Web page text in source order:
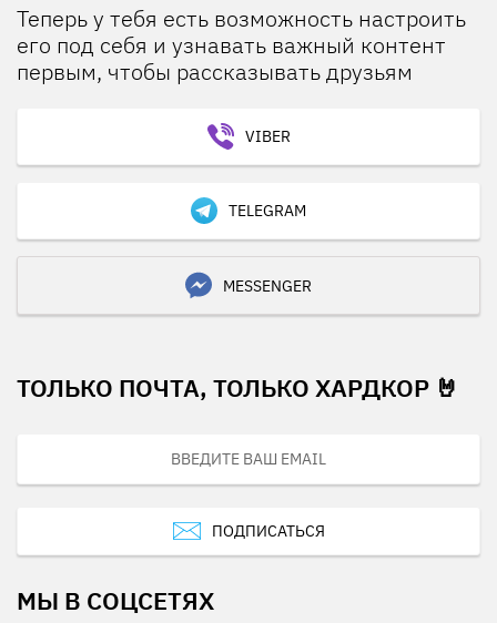
Теперь у тебя есть возможность настроить
его под себя и узнавать важный контент
первым, чтобы рассказывать друзьям
VIBER
TELEGRAM
MESSENGER
ТОЛЬКО ПОЧТА, ТОЛЬКО ХАРДКОР 🤘
ПОДПИСАТЬСЯ
МЫ В СОЦСЕТЯХ